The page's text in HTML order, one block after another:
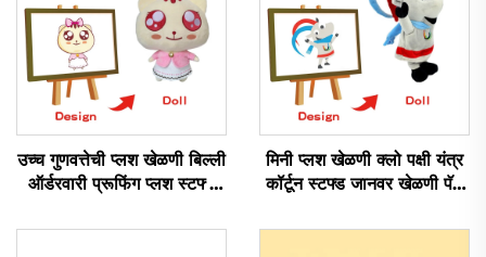
उच्च गुणवत्तेची प्लश खेळणी बिल्ली
ऑर्डरवारी प्रूफिंग प्लश स्टफ्ड
मिनी प्लश खेळणी क्लो पक्षी यंत्र
कॉर्टून स्टफ्ड जानवर खेळणी पॅज